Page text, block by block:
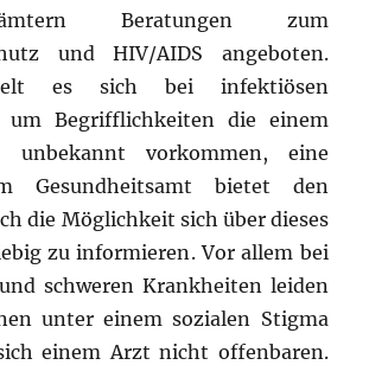
Beratungen zum
und HIV/AIDS angeboten.
es sich bei infektiösen
um Begrifflichkeiten die einem
vorkommen, eine
Gesundheitsamt bietet den
die Möglichkeit sich über dieses
zu informieren. Vor allem bei
schweren Krankheiten leiden
unter einem sozialen Stigma
einem Arzt nicht offenbaren.